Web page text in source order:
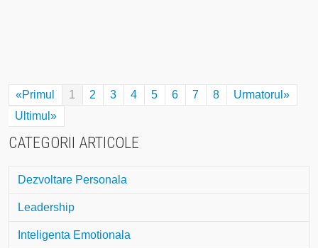
«Primul 1 2 3 4 5 6 7 8
Urmatorul»
Ultimul»
CATEGORII ARTICOLE
Dezvoltare Personala
Leadership
Inteligenta Emotionala